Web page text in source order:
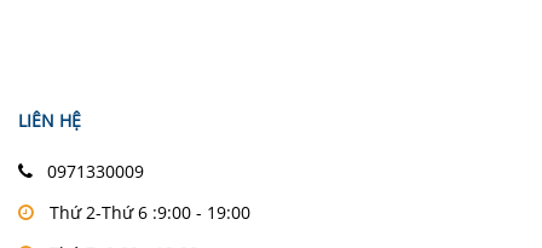
LIÊN HỆ
0971330009
Thứ 2-Thứ 6 :9:00 - 19:00